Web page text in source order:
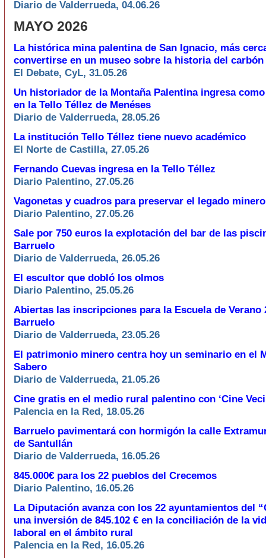
Diario de Valderrueda, 04.06.26
MAYO 2026
La histórica mina palentina de San Ignacio, más
convertirse en un museo sobre la historia del carbón
El Debate, CyL, 31.05.26
Un historiador de la Montaña Palentina ingresa
en la Tello Téllez de Menéses
Diario de Valderrueda, 28.05.26
La institución Tello Téllez tiene nuevo académico
El Norte de Castilla, 27.05.26
Fernando Cuevas ingresa en la Tello Téllez
Diario Palentino, 27.05.26
Vagonetas y cuadros para preservar el legado minero
Diario Palentino, 27.05.26
Sale por 750 euros la explotación del bar de las
Barruelo
Diario de Valderrueda, 26.05.26
El escultor que dobló los olmos
Diario Palentino, 25.05.26
Abiertas las inscripciones para la Escuela de Verano
Barruelo
Diario de Valderrueda, 23.05.26
El patrimonio minero centra hoy un seminario en el
Sabero
Diario de Valderrueda, 21.05.26
Cine gratis en el medio rural palentino con ‘Cine
Palencia en la Red, 18.05.26
Barruelo pavimentará con hormigón la calle
de Santullán
Diario de Valderrueda, 16.05.26
845.000€ para los 22 pueblos del Crecemos
Diario Palentino, 16.05.26
La Diputación avanza con los 22 ayuntamientos del
una inversión de 845.102 € en la conciliación de la
laboral en el ámbito rural
Palencia en la Red, 16.05.26